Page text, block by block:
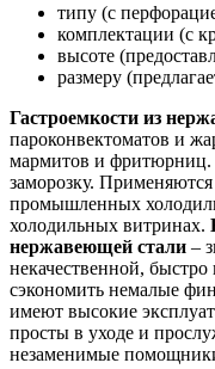
типу (с
комплектации (с
высоте
размеру
Гастроемкости из
пароконвектоматов и
мармитов и фритюрниц.
заморозку.
промышленных
холодильных витринах.
нержавеющей стали –
некачественной,
сэкономить немалые
имеют высокие
просты в уходе и
незаменимые